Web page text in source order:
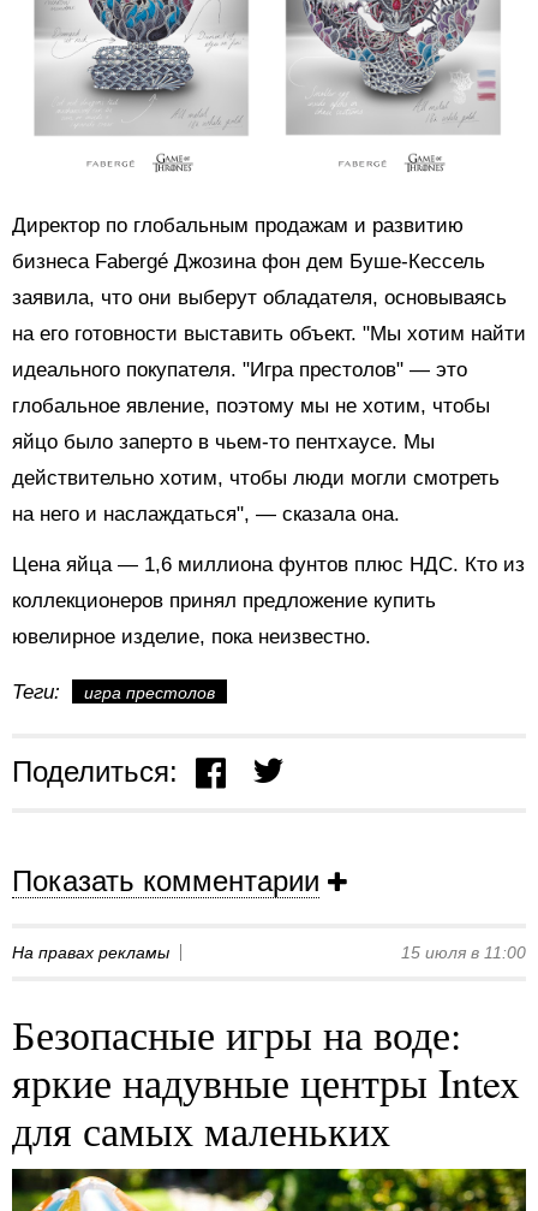
Директор по глобальным продажам и развитию
бизнеса Fabergé Джозина фон дем Буше-Кессель
заявила, что они выберут обладателя, основываясь
на его готовности выставить объект. "Мы хотим найти
идеального покупателя. "Игра престолов" — это
глобальное явление, поэтому мы не хотим, чтобы
яйцо было заперто в чьем-то пентхаусе. Мы
действительно хотим, чтобы люди могли смотреть
на него и наслаждаться", — сказала она.
Цена яйца — 1,6 миллиона фунтов плюс НДС. Кто из
коллекционеров принял предложение купить
ювелирное изделие, пока неизвестно.
Теги: игра престолов
Поделиться:
Показать комментарии
На правах рекламы 15 июля в 11:00
Безопасные игры на воде:
яркие надувные центры Intex
для самых маленьких